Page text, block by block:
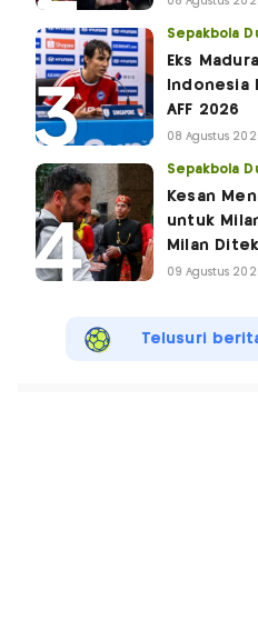
Sepakbola
Eks
Indonesia
AFF 2026
08 Agustus
Sepakbola
Kesan
untuk
Milan
09 Agustus
Telusuri